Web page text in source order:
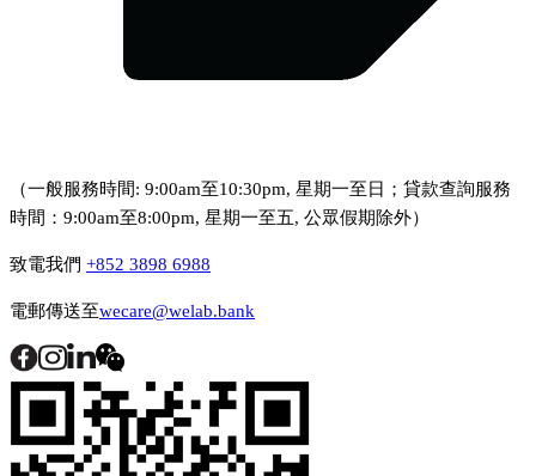
（一般服務時間: 9:00am至10:30pm, 星期一至日；貸款查詢服務
時間：9:00am至8:00pm, 星期一至五, 公眾假期除外）
致電我們 +852 3898 6988
電郵傳送至wecare@welab.bank